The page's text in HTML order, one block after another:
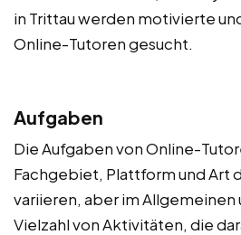
in Trittau werden motivierte
Online-Tutoren gesucht.
Aufgaben
Die Aufgaben von Online-
Fachgebiet, Plattform und Art
variieren, aber im Allgemeinen
Vielzahl von Aktivitäten, die